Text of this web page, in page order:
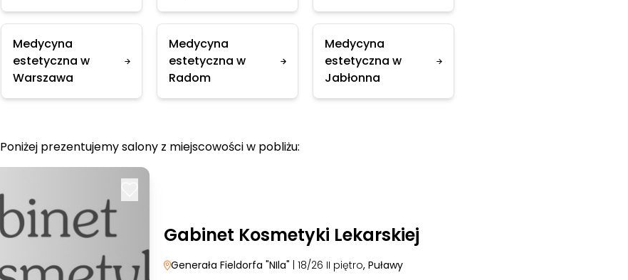
Medycyna
estetyczna w
Warszawa
Medycyna
estetyczna w
Radom
Medycyna
estetyczna w
Jabłonna
Poniżej prezentujemy salony z miejscowości w pobliżu:
Gabinet Kosmetyki Lekarskiej
Generała Fieldorfa "NIla" | 18/26 II piętro, Puławy